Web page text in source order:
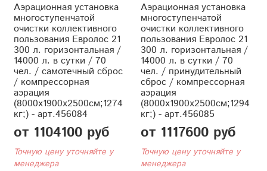
Аэрационная установка
многоступенчатой
очистки коллективного
пользования Евролос 21
300 л. горизонтальная /
14000 л. в сутки / 70
чел. / самотечный сброс
/ компрессорная
аэрация
(8000x1900x2500см;1274
кг;) - арт.456084
от 1104100 руб
Точную цену уточняйте у
менеджера
Аэрационная установка
многоступенчатой
очистки коллективного
пользования Евролос 21
300 л. горизонтальная /
14000 л. в сутки / 70
чел. / принудительный
сброс / компрессорная
аэрация
(8000x1900x2500см;1294
кг;) - арт.456085
от 1117600 руб
Точную цену уточняйте у
менеджера